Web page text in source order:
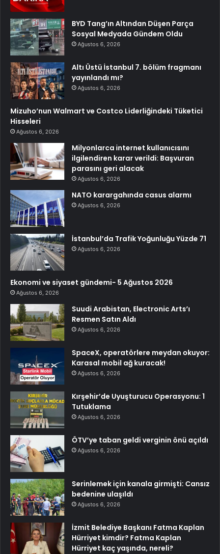
BYD Tang’ın Altından Düşen Parça
Sosyal Medyada Gündem Oldu
Ağustos 6, 2026
Altı Üstü İstanbul 7. bölüm fragmanı
yayınlandı mı?
Ağustos 6, 2026
Mizuho’nun Walmart ve Costco Liderliğindeki Tüketici
Hisseleri
Ağustos 6, 2026
Milyonlarca internet kullanıcısını
ilgilendiren karar verildi: Başvuran
parasını geri alacak
Ağustos 6, 2026
NATO karargahında casus alarmı
Ağustos 6, 2026
İstanbul’da Trafik Yoğunluğu Yüzde 71
Ağustos 6, 2026
Ekonomi ve siyaset gündemi- 5 Ağustos 2026
Ağustos 6, 2026
Suudi Arabistan, Electronic Arts’ı
Resmen Satın Aldı
Ağustos 6, 2026
SpaceX, operatörlere meydan okuyor:
Karasal mobil ağ kuracak!
Ağustos 6, 2026
Kırşehir’de Uyuşturucu Operasyonu: 1
Tutuklama
Ağustos 6, 2026
ÖTV’ye taban geldi verginin önü açıldı
Ağustos 6, 2026
Serinlemek için kanala girmişti: Cansız
bedenine ulaşıldı
Ağustos 6, 2026
İzmit Belediye Başkanı Fatma Kaplan
Hürriyet kimdir? Fatma Kaplan
Hürriyet kaç yaşında, nereli?